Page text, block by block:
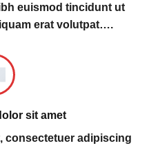
euismod tincidunt ut
erat volutpat….
sit amet
consectetuer adipiscing